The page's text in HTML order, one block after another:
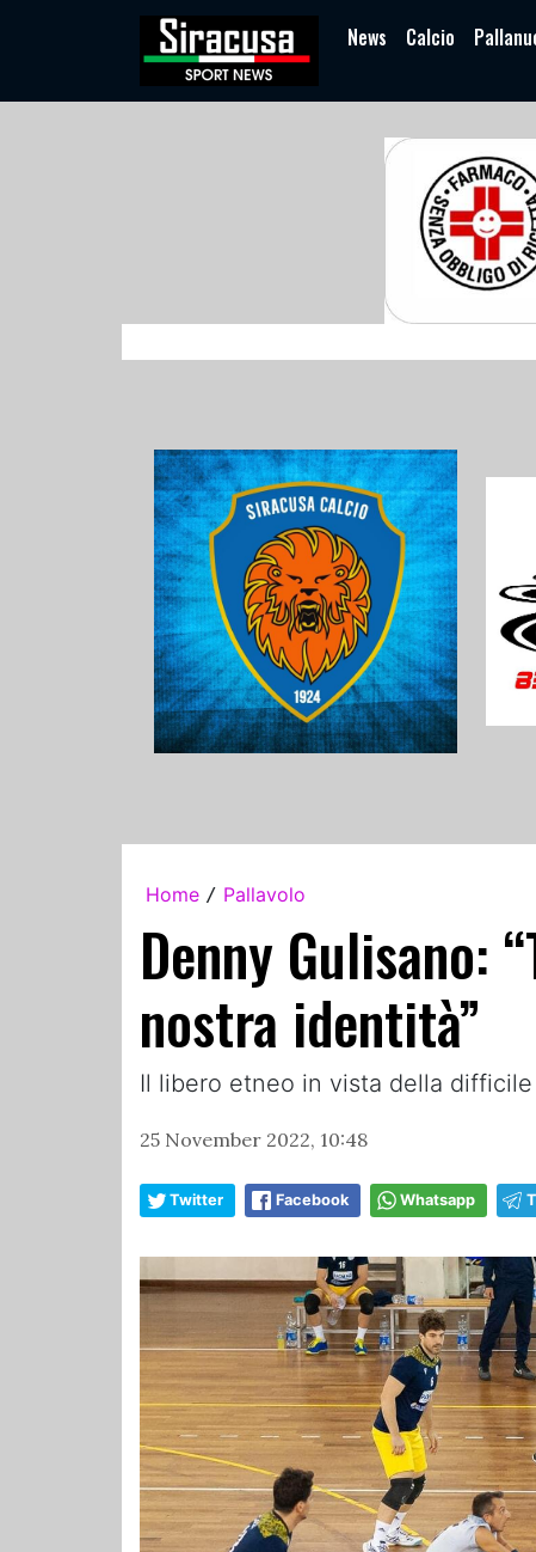
News Calcio
Home / Pallavolo
Denny Gulisano:
nostra identità”
Il libero etneo in vista della
25 November 2022, 10:48
Twitter Facebook Whatsapp